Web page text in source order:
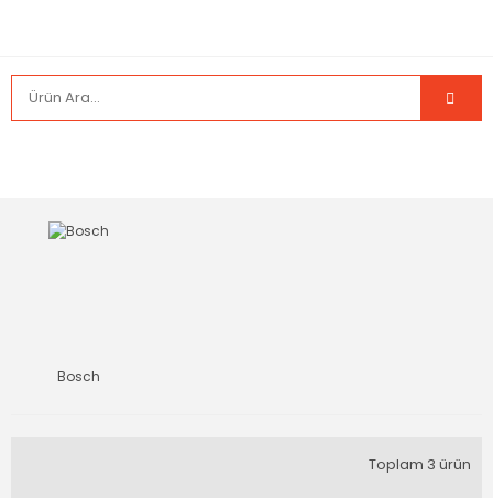
Bosch
Toplam 3 ürün